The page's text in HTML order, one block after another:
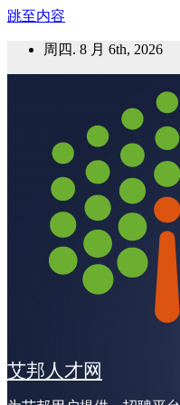
跳至内容
周四. 8 月 6th, 2026
艾邦人才网